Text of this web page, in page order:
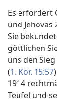
Es erfordert
und Jehovas
Sie
göttlichen
uns den
(1. Kor. 15:57
1914
Teufel und